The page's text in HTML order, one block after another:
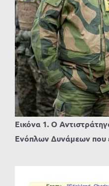
Εικόνα 1. Ο
Ενόπλων Δυνάμεων που